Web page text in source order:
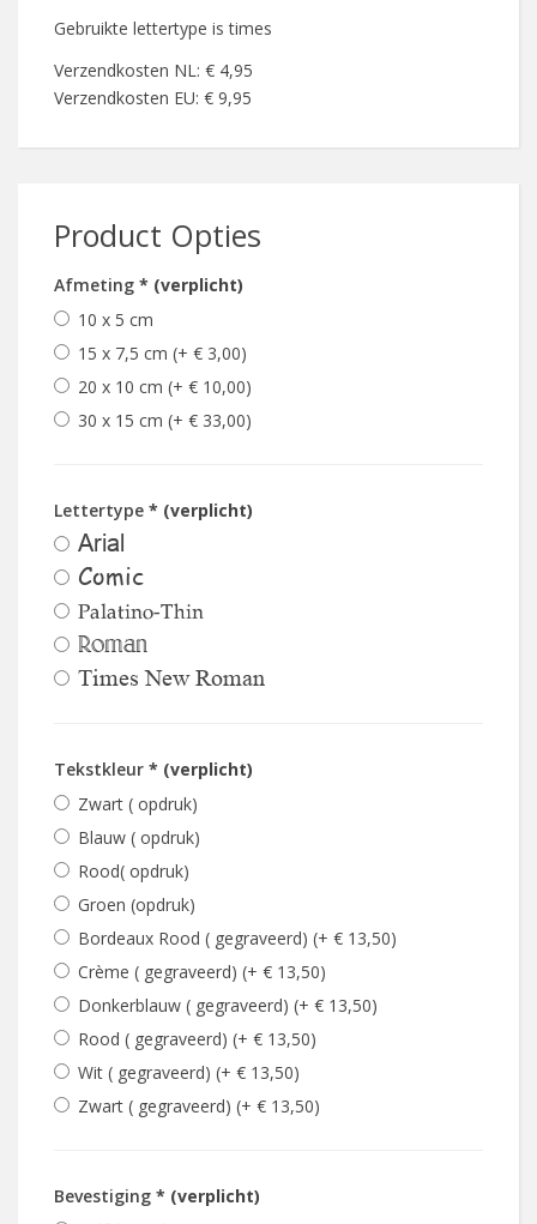
Gebruikte lettertype is times
Verzendkosten NL: € 4,95
Verzendkosten EU: € 9,95
Product Opties
Afmeting * (verplicht)
10 x 5 cm
15 x 7,5 cm (+ € 3,00)
20 x 10 cm (+ € 10,00)
30 x 15 cm (+ € 33,00)
Lettertype * (verplicht)
Arial
Comic
Palatino-Thin
Roman
Times New Roman
Tekstkleur * (verplicht)
Zwart ( opdruk)
Blauw ( opdruk)
Rood( opdruk)
Groen (opdruk)
Bordeaux Rood ( gegraveerd) (+ € 13,50)
Crème ( gegraveerd) (+ € 13,50)
Donkerblauw ( gegraveerd) (+ € 13,50)
Rood ( gegraveerd) (+ € 13,50)
Wit ( gegraveerd) (+ € 13,50)
Zwart ( gegraveerd) (+ € 13,50)
Bevestiging * (verplicht)